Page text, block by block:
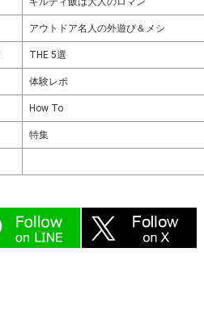
アウトドア名人の外遊び＆メシ
THE 5選
体験レポ
How To
特集